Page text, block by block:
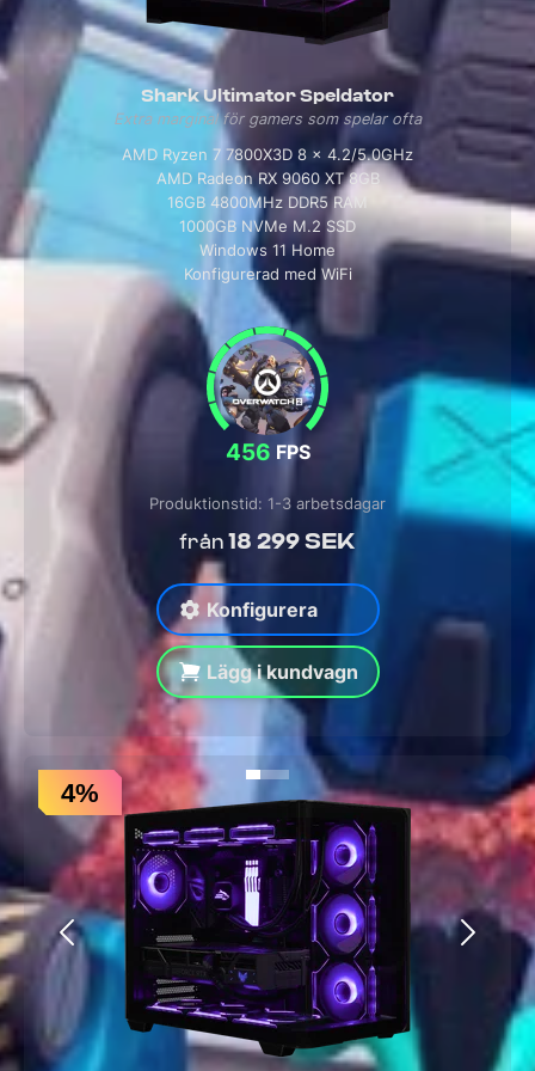
Shark Ultimator Speldator
Extra marginal för gamers som spelar ofta
AMD Ryzen 7 7800X3D 8 x 4.2/5.0GHz
AMD Radeon RX 9060 XT 8GB
16GB 4800MHz DDR5 RAM
1000GB NVMe M.2 SSD
Windows 11 Home
Konfigurerad med WiFi
456 FPS
från 18 299 SEK
Produktionstid: 1-3 arbetsdagar
Konfigurera
Lägg i kundvagn
4%